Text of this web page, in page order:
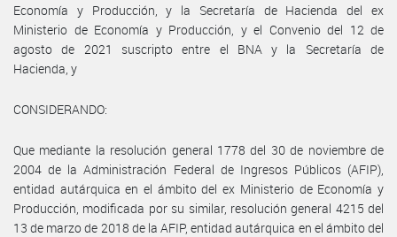
Economía y Producción, y la Secretaría de Hacienda del ex
Ministerio de Economía y Producción, y el Convenio del 12 de
agosto de 2021 suscripto entre el BNA y la Secretaría de
Hacienda, y
CONSIDERANDO:
Que mediante la resolución general 1778 del 30 de noviembre de
2004 de la Administración Federal de Ingresos Públicos (AFIP),
entidad autárquica en el ámbito del ex Ministerio de Economía y
Producción, modificada por su similar, resolución general 4215 del
13 de marzo de 2018 de la AFIP, entidad autárquica en el ámbito del